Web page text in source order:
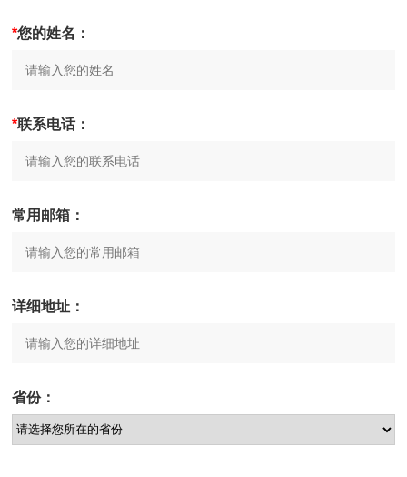
*您的姓名：
*联系电话：
常用邮箱：
详细地址：
省份：